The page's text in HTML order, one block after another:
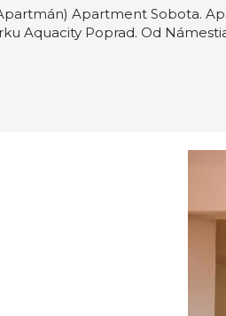
Apartment Sobota.
Aquacity Poprad. Od